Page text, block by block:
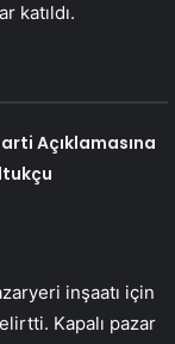
katıldı.
Açıklamasına
inşaatı için
Kapalı pazar